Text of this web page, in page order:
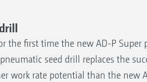
the first time the new AD-P Super
seed drill replaces the
work rate potential than the new